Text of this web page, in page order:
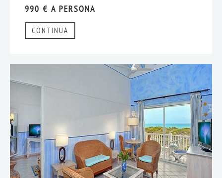
990 € A PERSONA
CONTINUA